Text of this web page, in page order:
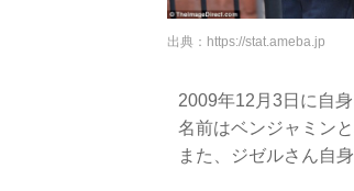
出典： https://stat.ameba.jp
2009年12月3日に自
名前はベンジャミン
また、ジゼルさん自